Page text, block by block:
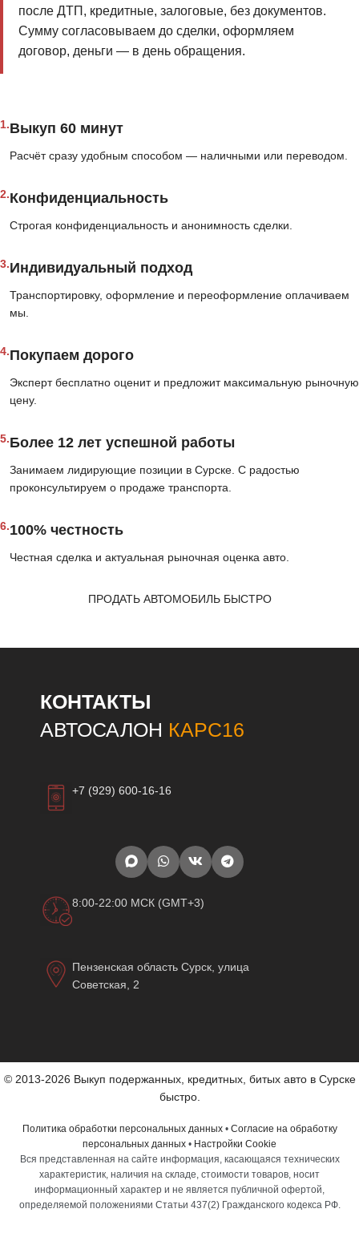
после ДТП, кредитные, залоговые, без документов.
Сумму согласовываем до сделки, оформляем
договор, деньги — в день обращения.
1.Выкуп 60 минут
Расчёт сразу удобным способом — наличными или переводом.
2.Конфиденциальность
Строгая конфиденциальность и анонимность сделки.
3.Индивидуальный подход
Транспортировку, оформление и переоформление оплачиваем
мы.
4.Покупаем дорого
Эксперт бесплатно оценит и предложит максимальную рыночную
цену.
5.Более 12 лет успешной работы
Занимаем лидирующие позиции в Сурске. С радостью
проконсультируем о продаже транспорта.
6.100% честность
Честная сделка и актуальная рыночная оценка авто.
ПРОДАТЬ АВТОМОБИЛЬ БЫСТРО
КОНТАКТЫ
АВТОСАЛОН КАРС16
+7 (929) 600-16-16
8:00-22:00 МСК (GMT+3)
Пензенская область Сурск, улица
Советская, 2
© 2013-2026 Выкуп подержанных, кредитных, битых авто в Сурске
быстро.
Политика обработки персональных данных• Согласие на обработку
персональных данных • Настройки Cookie
Вся представленная на сайте информация, касающаяся технических
характеристик, наличия на складе, стоимости товаров, носит
информационный характер и не является публичной офертой,
определяемой положениями Статьи 437(2) Гражданского кодекса РФ.